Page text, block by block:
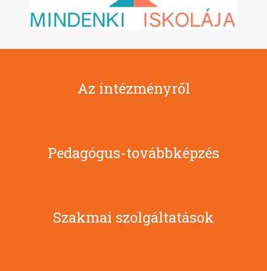
Az intézményről
Pedagógus-továbbképzés
Szakmai szolgáltatások